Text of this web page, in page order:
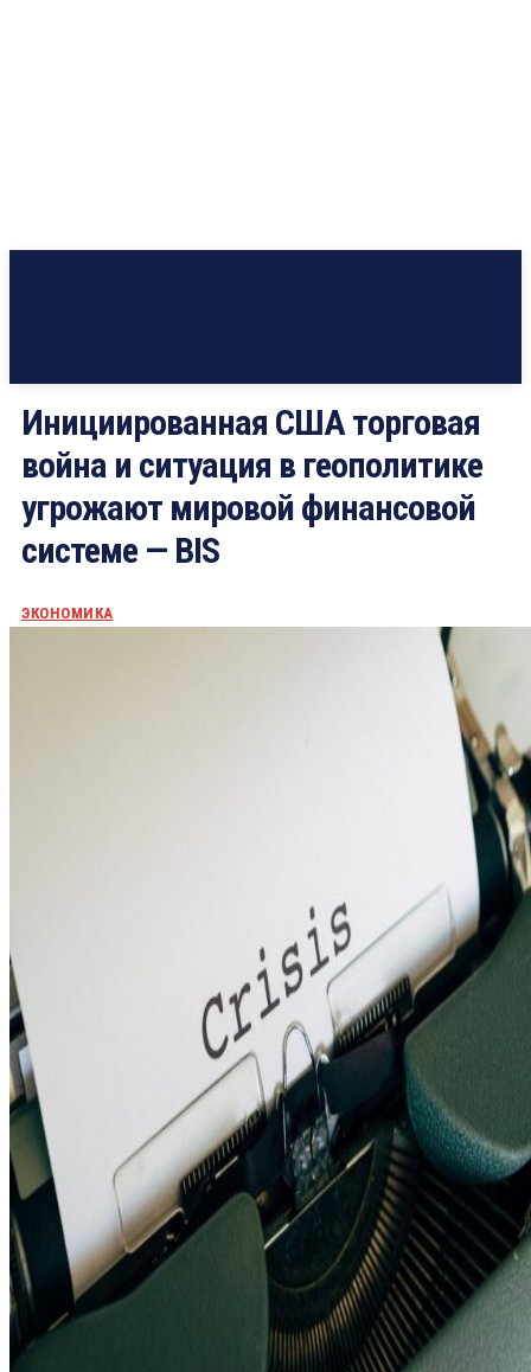
Инициированная США торговая
война и ситуация в геополитике
угрожают мировой финансовой
системе — BIS
ЭКОНОМИКА